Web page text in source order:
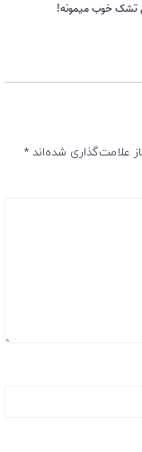
تشک خوب میمونه!
علامت‌گذاری شده‌اند *